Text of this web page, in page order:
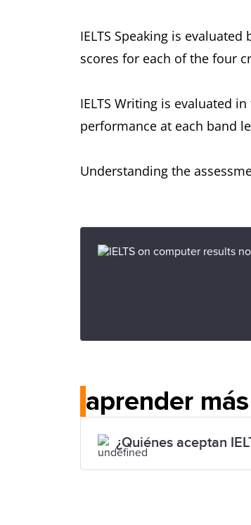
IELTS Speaking is
scores for each of the four
IELTS Writing is evaluated
performance at each band
Understanding the
aprender más
¿Quiénes aceptan